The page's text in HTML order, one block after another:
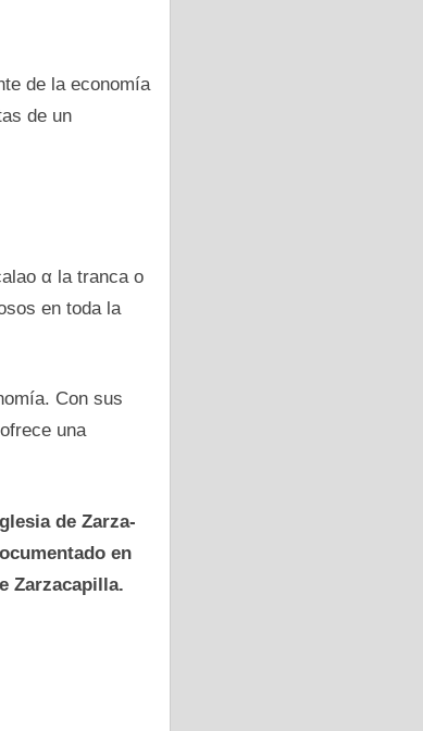
dе la economía
dе un
α la tranca o
en toda la
Con sus
una
dе Zarza-
en
Zarzacapilla.